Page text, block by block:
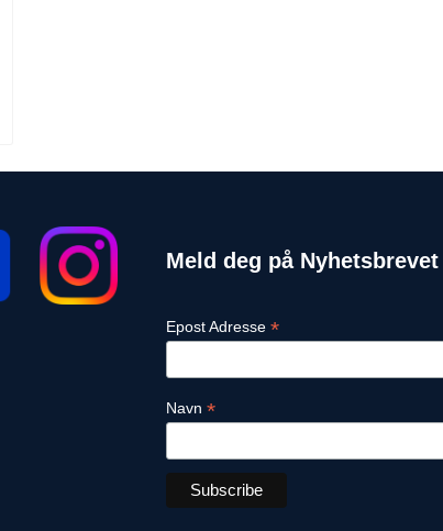
Meld deg på Nyhetsbrevet
Epost Adresse *
Navn *